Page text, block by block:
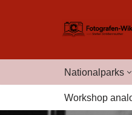
Nationalparks
Workshop